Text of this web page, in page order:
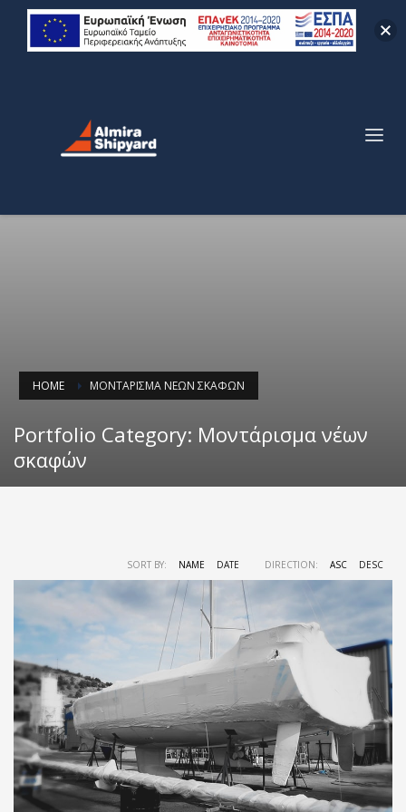
HOME ΜΟΝΤΆΡΙΣΜΑ ΝΈΩΝ ΣΚΑΦΏΝ
Portfolio Category: Μοντάρισμα νέων
σκαφών
SORT BY: NAME DATE DIRECTION: ASC DESC